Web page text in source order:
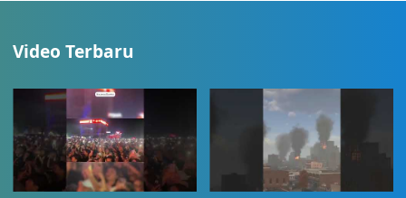
Video Terbaru